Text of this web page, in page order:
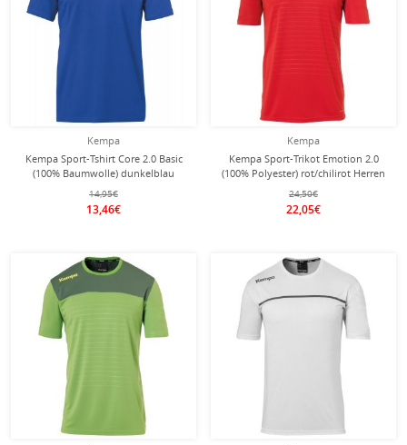
Kempa
Kempa Sport-Tshirt Core 2.0 Basic
(100% Baumwolle) dunkelblau
Herren
14,95€
13,46€
Kempa
Kempa Sport-Trikot Emotion 2.0
(100% Polyester) rot/chilirot Herren
24,50€
22,05€